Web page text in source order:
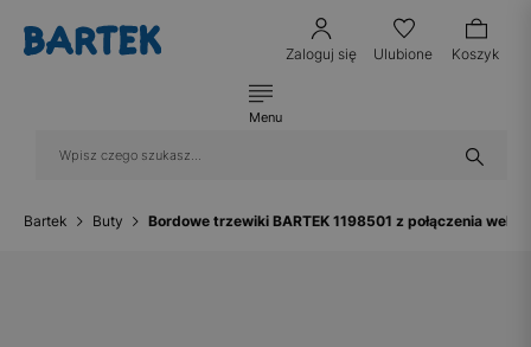
Zaloguj się Ulubione Koszyk
Menu
Bartek Buty Bordowe trzewiki BARTEK 1198501 z połączenia